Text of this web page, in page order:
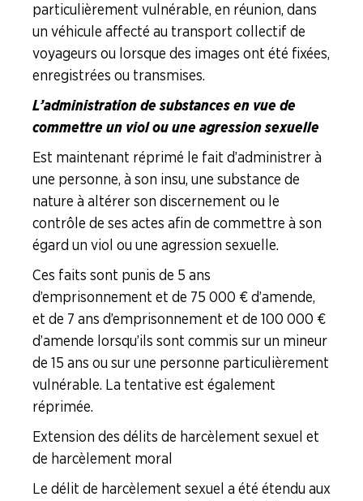
particulièrement vulnérable, en réunion, dans
un véhicule affecté au transport collectif de
voyageurs ou lorsque des images ont été fixées,
enregistrées ou transmises.
L’administration de substances en vue de
commettre un viol ou une agression sexuelle
Est maintenant réprimé le fait d’administrer à
une personne, à son insu, une substance de
nature à altérer son discernement ou le
contrôle de ses actes afin de commettre à son
égard un viol ou une agression sexuelle.
Ces faits sont punis de 5 ans
d’emprisonnement et de 75 000 € d’amende,
et de 7 ans d’emprisonnement et de 100 000 €
d’amende lorsqu’ils sont commis sur un mineur
de 15 ans ou sur une personne particulièrement
vulnérable. La tentative est également
réprimée.
Extension des délits de harcèlement sexuel et
de harcèlement moral
Le délit de harcèlement sexuel a été étendu aux